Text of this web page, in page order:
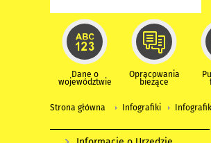
Dane o
województwie
Opracowania
bieżące
Strona główna Infografiki